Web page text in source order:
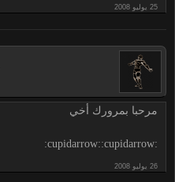
مرحبا بمرورك أخي
:cupidarrow::cupidarrow: